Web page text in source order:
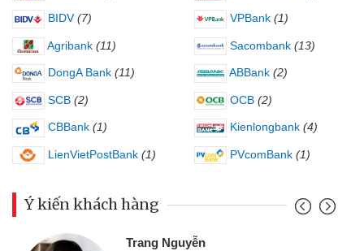
BIDV (7) VPBank (1)
Agribank (11) Sacombank (13)
DongA Bank (11) ABBank (2)
SCB (2) OCB (2)
CBBank (1) Kienlongbank (4)
LienVietPostBank (1) PVcomBank (1)
Ý kiến khách hàng
Trang Nguyễn